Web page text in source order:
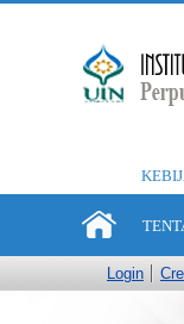
Login